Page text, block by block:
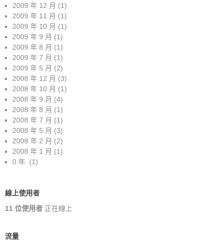
2009 年 12 月 (1)
2009 年 11 月 (1)
2009 年 10 月 (1)
2009 年 9 月 (1)
2009 年 8 月 (1)
2009 年 7 月 (1)
2009 年 5 月 (2)
2008 年 12 月 (3)
2008 年 10 月 (1)
2008 年 9 月 (4)
2008 年 8 月 (1)
2008 年 7 月 (1)
2008 年 5 月 (3)
2008 年 2 月 (2)
2008 年 1 月 (1)
0 年 (1)
線上使用者
11 位使用者 正在線上
流量